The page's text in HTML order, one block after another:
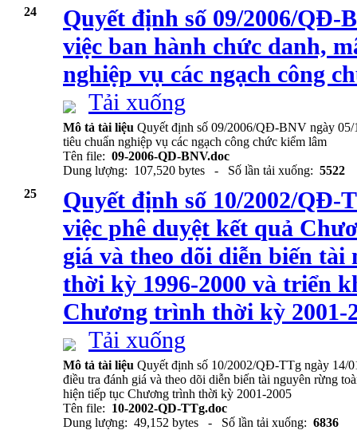
24
Quyết định số 09/2006/QĐ-
việc ban hành chức danh,
nghiệp vụ các ngạch công
Tải xuống
Mô tả tài liệu Quyết định số 09/2006/QĐ-BNV ngày 05/
tiêu chuẩn nghiệp vụ các ngạch công chức kiểm lâm
Tên file: 09-2006-QD-BNV.doc
Dung lượng: 107,520 bytes - Số lần tải xuống: 5522
25
Quyết định số 10/2002/QĐ-
việc phê duyệt kết quả
giá và theo dõi diễn biến
thời kỳ 1996-2000 và triển
Chương trình thời kỳ 2001-
Tải xuống
Mô tả tài liệu Quyết định số 10/2002/QĐ-TTg ngày 14/
điều tra đánh giá và theo dõi diễn biến tài nguyên rừng
hiện tiếp tục Chương trình thời kỳ 2001-2005
Tên file: 10-2002-QD-TTg.doc
Dung lượng: 49,152 bytes - Số lần tải xuống: 6836